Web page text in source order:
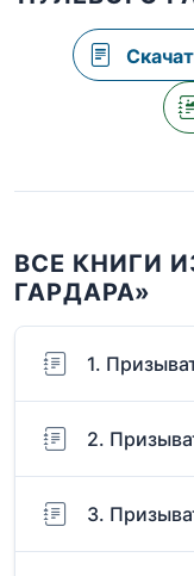
ВСЕ КНИГИ
ГАРДАРА»
1.
2.
3.